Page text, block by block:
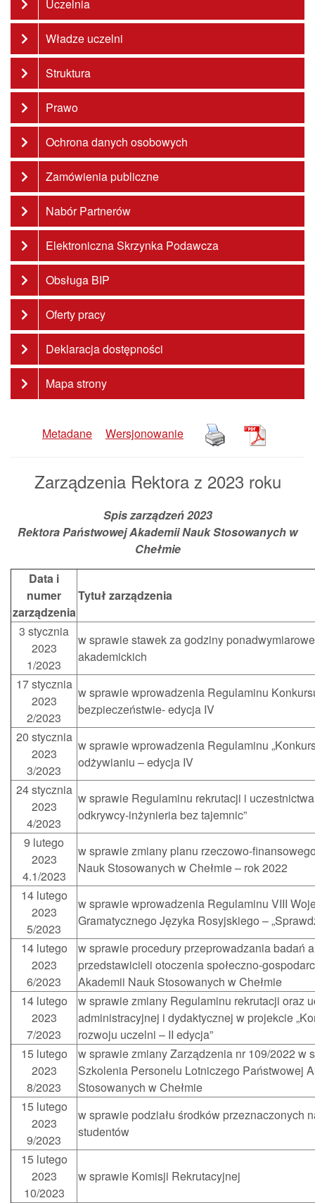
Uczelnia
Władze uczelni
Struktura
Prawo
Ochrona danych osobowych
Zamówienia publiczne
Nabór Partnerów
Elektroniczna Skrzynka Podawcza
Obsługa BIP
Oferty pracy
Deklaracja dostępności
Mapa strony
Metadane Wersjonowanie
Zarządzenia Rektora z 2023 roku
Spis zarządzeń 2023
Rektora Państwowej Akademii Nauk Stosowanych w
Chełmie
Data i
numer
zarządzenia
Tytuł zarządzenia
3 stycznia
2023
1/2023
w sprawie stawek za godziny
akademickich
17 stycznia
2023
2/2023
w sprawie wprowadzenia Regulaminu
bezpieczeństwie- edycja IV
20 stycznia
2023
3/2023
w sprawie wprowadzenia Regulaminu
odżywianiu – edycja IV
24 stycznia
2023
4/2023
w sprawie Regulaminu rekrutacji i
odkrywcy-inżynieria bez tajemnic”
9 lutego
2023
4.1/2023
w sprawie zmiany planu rzeczowo-
Nauk Stosowanych w Chełmie – rok 2022
14 lutego
2023
5/2023
w sprawie wprowadzenia Regulaminu VIII
Gramatycznego Języka Rosyjskiego –
14 lutego
2023
6/2023
w sprawie procedury przeprowadzania badań
przedstawicieli otoczenia społeczno-
Akademii Nauk Stosowanych w Chełmie
14 lutego
2023
7/2023
w sprawie zmiany Regulaminu rekrutacji oraz
administracyjnej i dydaktycznej w projekcie
rozwoju uczelni – II edycja”
15 lutego
2023
8/2023
w sprawie zmiany Zarządzenia nr 109/2022 w
Szkolenia Personelu Lotniczego Państwowej
Stosowanych w Chełmie
15 lutego
2023
9/2023
w sprawie podziału środków przeznaczonych
studentów
15 lutego
2023
10/2023
w sprawie Komisji Rekrutacyjnej